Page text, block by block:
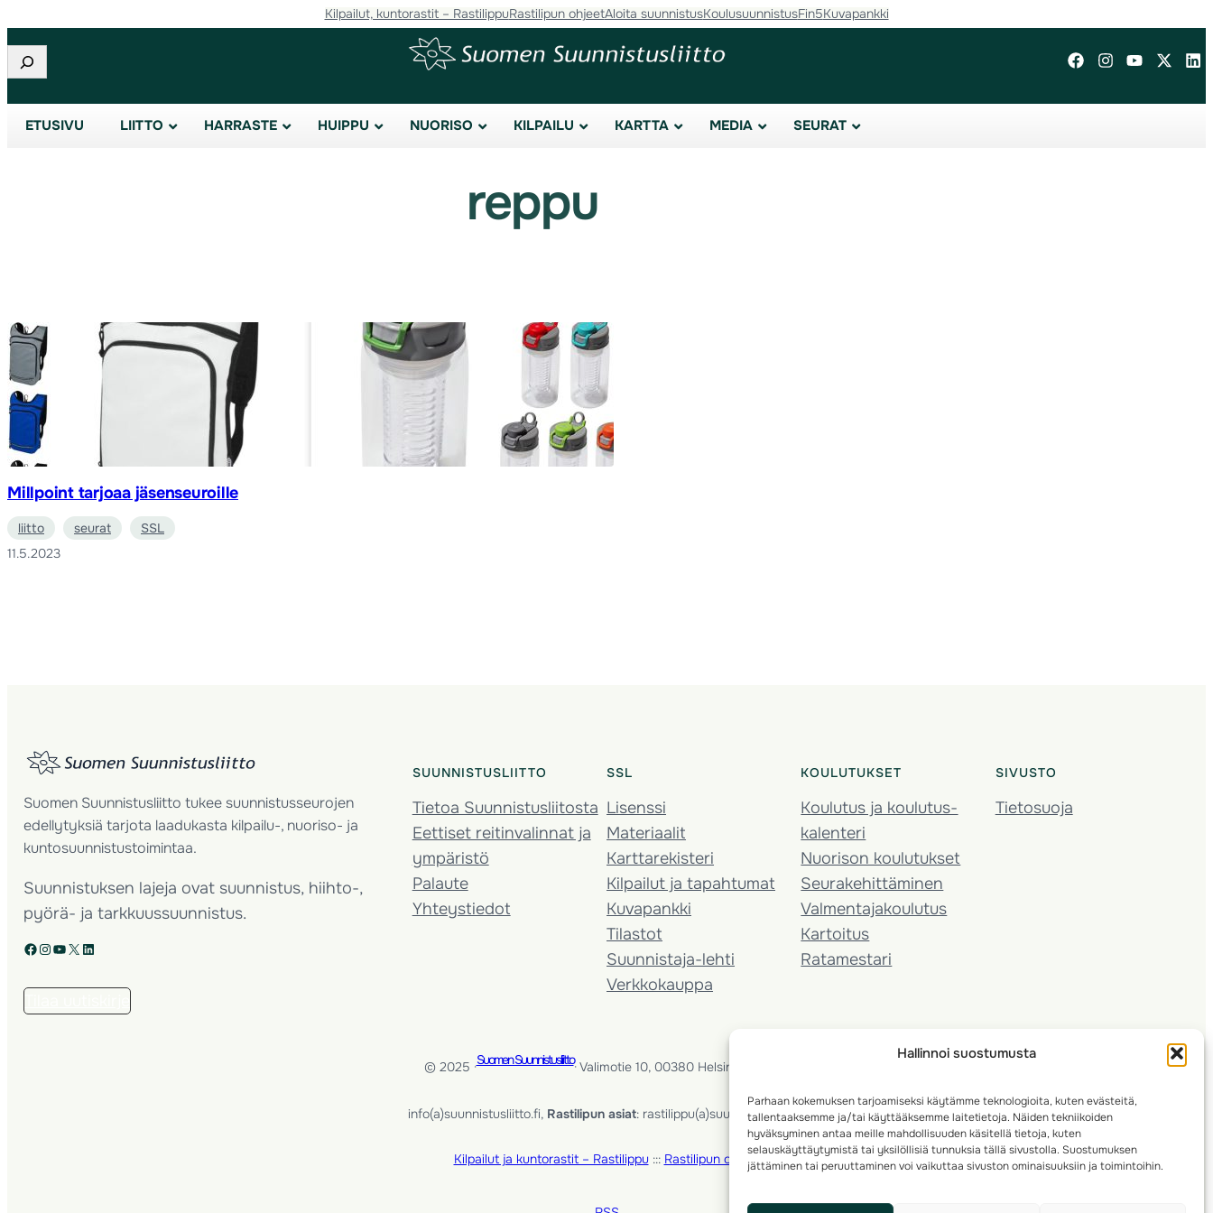
Hallinnoi suostumusta
Parhaan kokemuksen tarjoamiseksi käytämme teknologioita, kuten evästeitä,
tallentaaksemme ja/tai käyttääksemme laitetietoja. Näiden tekniikoiden
hyväksyminen antaa meille mahdollisuuden käsitellä tietoja, kuten
selauskäyttäytymistä tai yksilöllisiä tunnuksia tällä sivustolla. Suostumuksen
jättäminen tai peruuttaminen voi vaikuttaa sivuston ominaisuuksiin ja toimintoihin.
sisältöön
Kilpailut, kuntorastit – RastilippuRastilipun ohjeetAloita suunnistusKoulusuunnistusFin5Kuvapankki
Etsi
ETUSIVU LIITTO HARRASTE HUIPPU NUORISO KILPAILU KARTTA MEDIA SEURAT
reppu
Millpoint tarjoaa jäsenseuroille
liitto seurat
SSL
11.5.2023
Suomen Suunnistusliitto tukee suunnistusseurojen
edellytyksiä tarjota laadukasta kilpailu-, nuoriso- ja
kuntosuunnistustoimintaa.
Suunnistuksen lajeja ovat suunnistus, hiihto-,
pyörä- ja tarkkuussuunnistus.
Facebook Instagram YouTube X LinkedIn
SUUNNISTUSLIITTO
Tietoa Suunnistusliitosta
Eettiset reitinvalinnat ja
ympäristö
Palaute
Yhteystiedot
SSL
Lisenssi
Materiaalit
Karttarekisteri
Kilpailut ja tapahtumat
Kuvapankki
Tilastot
Suunnistaja-lehti
Verkkokauppa
KOULUTUKSET
Koulutus ja koulutus­
kalenteri
Nuorison koulutukset
Seura­kehittäminen
Valmentaja­koulutus
Kartoitus
Ratamestari
SIVUSTO
Tietosuoja
© 2025 ·Suomen Suunnistusliitto· Valimotie 10, 00380 Helsinki, Finland
info(a)suunnistusliitto.fi, Rastilipun asiat: rastilippu(a)suunnistusliitto.fi
Kilpailut ja kuntorastit – Rastilippu::: Rastilipun ohjeet